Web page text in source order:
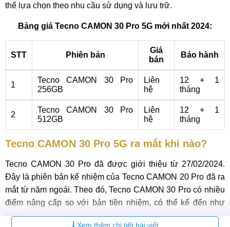
thể lựa chọn theo nhu cầu sử dụng và lưu trữ.
Bảng giá Tecno CAMON 30 Pro 5G mới nhất 2024:
STT Phiên bản
Giá
bán
Bảo hành
1
Tecno CAMON 30 Pro
256GB
Liên
hệ
12 + 1
tháng
2
Tecno CAMON 30 Pro
512GB
Liên
hệ
12 + 1
tháng
Tecno CAMON 30 Pro 5G ra mắt khi nào?
Tecno CAMON 30 Pro đã được giới thiệu từ 27/02/2024.
Đây là phiên bản kế nhiệm của Tecno CAMON 20 Pro đã ra
mắt từ năm ngoái. Theo đó, Tecno CAMON 30 Pro có nhiều
điểm nâng cấp so với bản tiền nhiệm, có thể kể đến như
sau.
Xem thêm chi tiết bài viết